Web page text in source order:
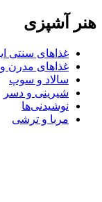
هنر آشپزی
غذاهای سنتی
غذاهای مدرن و
سالاد و سوپ
شیرینی و دسر
نوشیدنی‌ها
مربا و ترشی